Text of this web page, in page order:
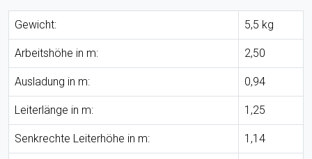
Gewicht: 5,5 kg
Arbeitshöhe in m: 2,50
Ausladung in m: 0,94
Leiterlänge in m: 1,25
Senkrechte Leiterhöhe in m: 1,14